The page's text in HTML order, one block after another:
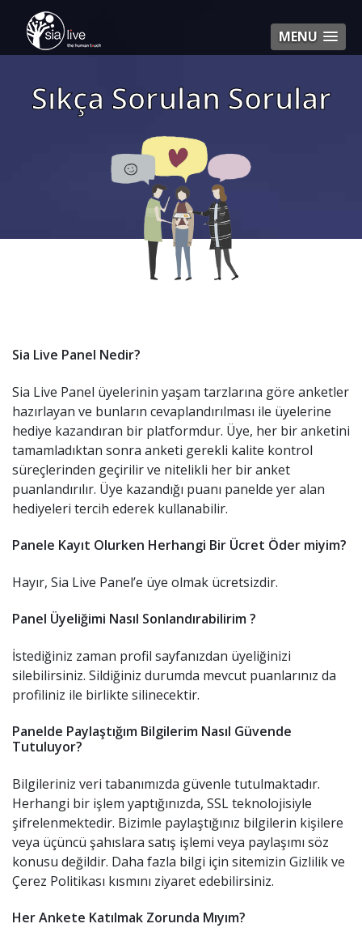
MENU
Sıkça Sorulan Sorular
Sia Live Panel Nedir?
Sia Live Panel üyelerinin yaşam tarzlarına göre anketler
hazırlayan ve bunların cevaplandırılması ile üyelerine
hediye kazandıran bir platformdur. Üye, her bir anketini
tamamladıktan sonra anketi gerekli kalite kontrol
süreçlerinden geçirilir ve nitelikli her bir anket
puanlandırılır. Üye kazandığı puanı panelde yer alan
hediyeleri tercih ederek kullanabilir.
Panele Kayıt Olurken Herhangi Bir Ücret Öder miyim?
Hayır, Sia Live Panel’e üye olmak ücretsizdir.
Panel Üyeliğimi Nasıl Sonlandırabilirim ?
İstediğiniz zaman profil sayfanızdan üyeliğinizi
silebilirsiniz. Sildiğiniz durumda mevcut puanlarınız da
profiliniz ile birlikte silinecektir.
Panelde Paylaştığım Bilgilerim Nasıl Güvende
Tutuluyor?
Bilgileriniz veri tabanımızda güvenle tutulmaktadır.
Herhangi bir işlem yaptığınızda, SSL teknolojisiyle
şifrelenmektedir. Bizimle paylaştığınız bilgilerin kişilere
veya üçüncü şahıslara satış işlemi veya paylaşımı söz
konusu değildir. Daha fazla bilgi için sitemizin Gizlilik ve
Çerez Politikası kısmını ziyaret edebilirsiniz.
Her Ankete Katılmak Zorunda Mıyım?